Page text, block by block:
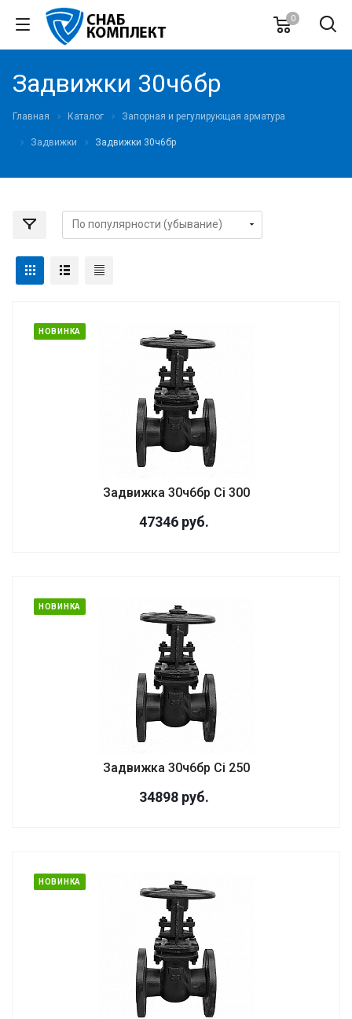
0
Задвижки 30ч6бр
Главная Каталог Запорная и регулирующая арматура
Задвижки Задвижки 30ч6бр
НОВИНКА
Задвижка 30ч6бр Ci 300
47346 руб.
НОВИНКА
Задвижка 30ч6бр Ci 250
34898 руб.
НОВИНКА